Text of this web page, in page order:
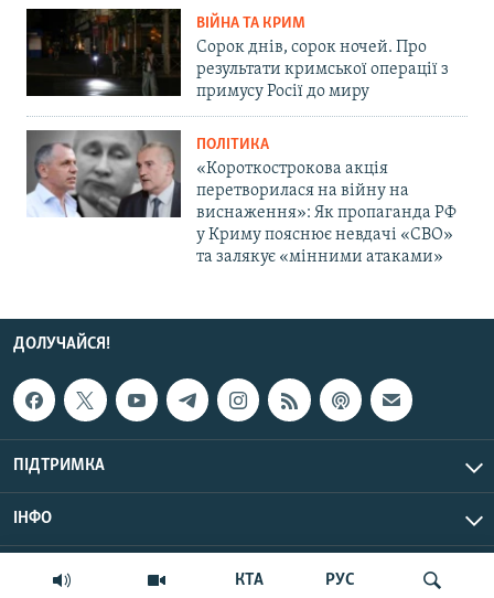
КТА РУС
ВІЙНА ТА КРИМ
Сорок днів, сорок ночей. Про
результати кримської операції з
примусу Росії до миру
ПОЛІТИКА
«Короткострокова акція
перетворилася на війну на
виснаження»: Як пропаганда РФ
у Криму пояснює невдачі «СВО»
та залякує «мінними атаками»
ДОЛУЧАЙСЯ!
ПІДТРИМКА
ІНФО
© Крим.Реалії, 2026 | Усі права застережено.